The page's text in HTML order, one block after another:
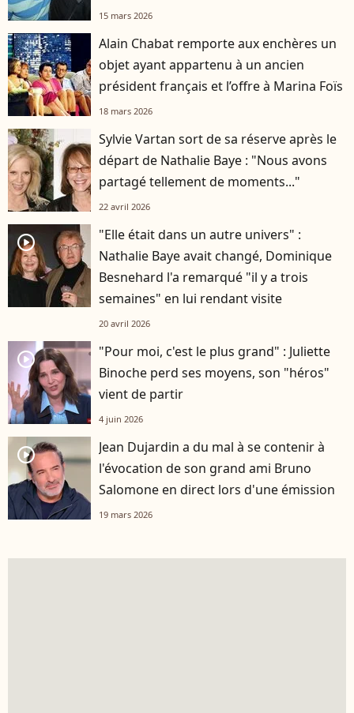
15 mars 2026
Alain Chabat remporte aux enchères un
objet ayant appartenu à un ancien
président français et l’offre à Marina Foïs
18 mars 2026
Sylvie Vartan sort de sa réserve après le
départ de Nathalie Baye : "Nous avons
partagé tellement de moments..."
22 avril 2026
player2
"Elle était dans un autre univers" :
Nathalie Baye avait changé, Dominique
Besnehard l'a remarqué "il y a trois
semaines" en lui rendant visite
20 avril 2026
player2
"Pour moi, c'est le plus grand" : Juliette
Binoche perd ses moyens, son "héros"
vient de partir
4 juin 2026
player2
Jean Dujardin a du mal à se contenir à
l'évocation de son grand ami Bruno
Salomone en direct lors d'une émission
19 mars 2026